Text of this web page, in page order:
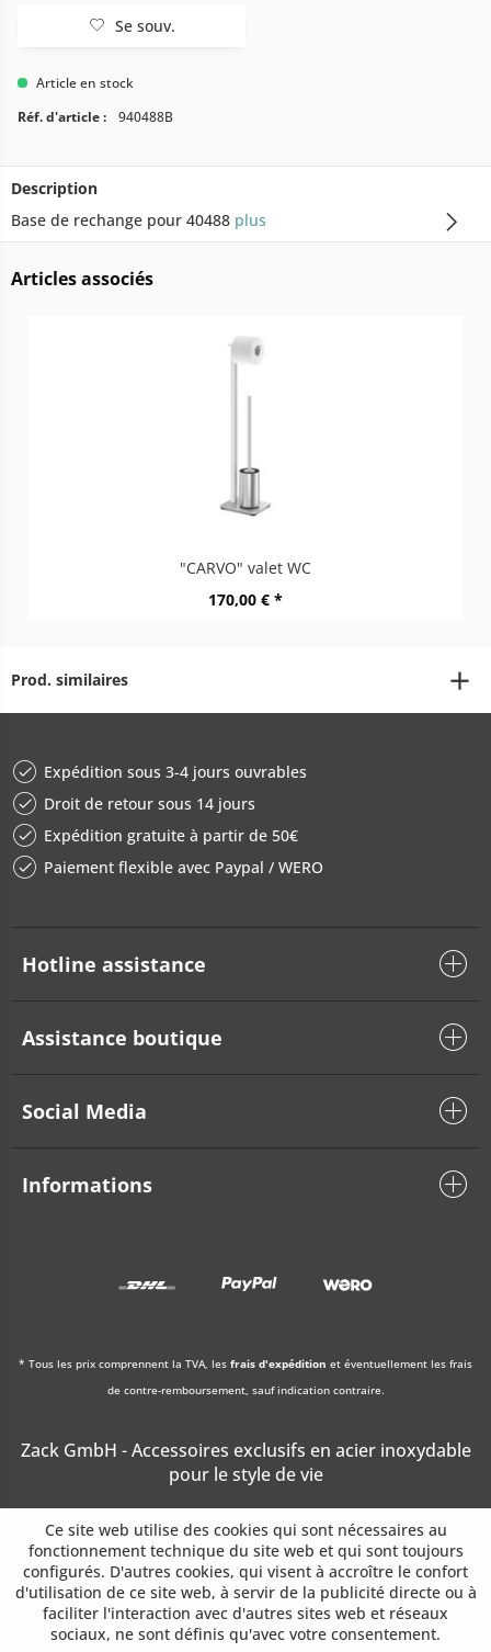
Se souv.
Article en stock
Réf. d'article :
940488B
Description
Base de rechange pour 40488 plus
Articles associés
"CARVO" valet WC
170,00 € *
Prod. similaires
Expédition sous 3-4 jours ouvrables
Droit de retour sous 14 jours
Expédition gratuite à partir de 50€
Paiement flexible avec Paypal / WERO
Hotline assistance
Assistance boutique
Social Media
Informations
* Tous les prix comprennent la TVA, les frais d'expédition et éventuellement les frais
de contre-remboursement, sauf indication contraire.
Zack GmbH - Accessoires exclusifs en acier inoxydable
pour le style de vie
Ce site web utilise des cookies qui sont nécessaires au
fonctionnement technique du site web et qui sont toujours
configurés. D'autres cookies, qui visent à accroître le confort
d'utilisation de ce site web, à servir de la publicité directe ou à
faciliter l'interaction avec d'autres sites web et réseaux
sociaux, ne sont définis qu'avec votre consentement.